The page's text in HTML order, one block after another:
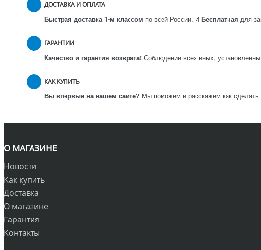
ДОСТАВКА И ОПЛАТА
Быстрая доставка 1-м классом по всей России. И Бесплатная для
ГАРАНТИИ
Качество и гарантия возврата! Соблюдение всех иных,
КАК КУПИТЬ
Вы впервые на нашем сайте? Мы поможем и расскажем как сделать
О МАГАЗИНЕ
Новости
Как купить
Доставка
О магазине
Гарантия
Контакты